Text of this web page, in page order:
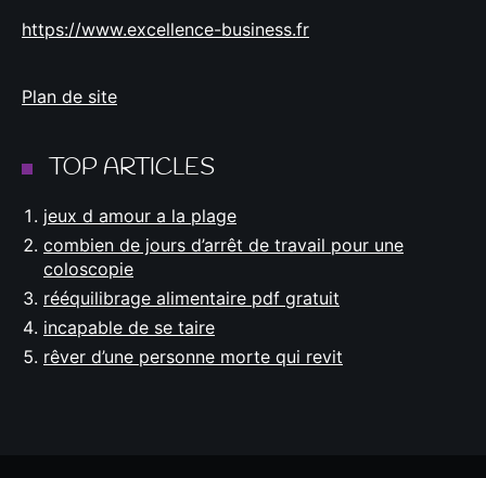
https://www.excellence-business.fr
Plan de site
TOP ARTICLES
jeux d amour a la plage
combien de jours d’arrêt de travail pour une
coloscopie
rééquilibrage alimentaire pdf gratuit
incapable de se taire
rêver d’une personne morte qui revit